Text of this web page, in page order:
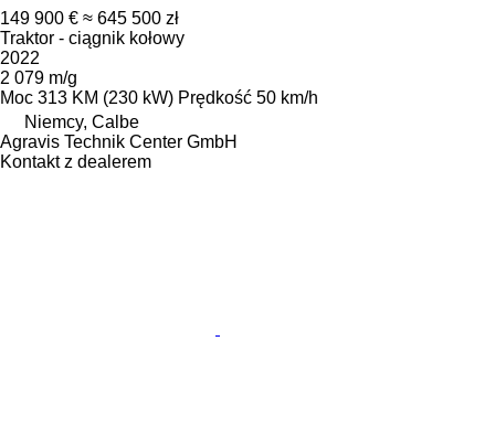
149 900 € ≈ 645 500 zł
Traktor - ciągnik kołowy
2022
2 079 m/g
Moc 313 KM (230 kW) Prędkość 50 km/h
Niemcy, Calbe
Agravis Technik Center GmbH
Kontakt z dealerem